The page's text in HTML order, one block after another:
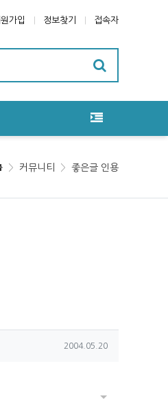
가입 정보찾기 접속자
커뮤니티 좋은글 인용
작성일
2004.05.20
게시물 옵션